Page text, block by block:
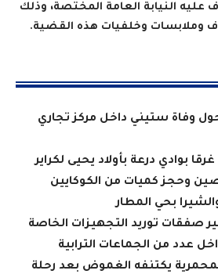
عليه النيابة العامة المختصة، وذلك
وخلفيات هذه القضية.
وفاة ستيني داخل مركز تجاري
بوادي درعة بأولاد يحيى لكراير
وحجز كميات من الكوكايين
بحي المطار
صفقات توريد التجهيزات الخاصة
عدد من الجماعات الترابية
من المحمرية يكتنفه الغموض بعد رحلة